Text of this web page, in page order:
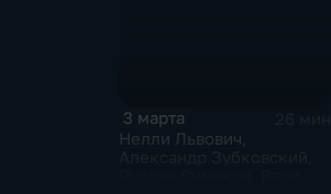
3 марта
Нелли Львович,